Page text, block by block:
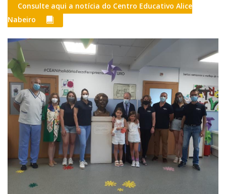
Consulte aqui a notícia do Centro Educativo Alice
Nabeiro